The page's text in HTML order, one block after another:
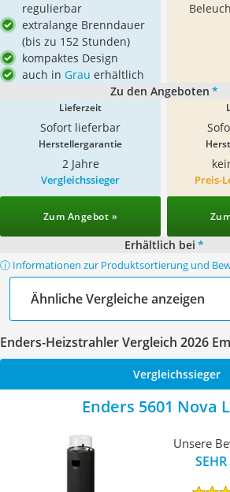
regulierbar
extralange Brenndauer
(bis zu 152 Stunden)
kompaktes Design
auch in Grau erhältlich
Zu den Angeboten *
Lieferzeit
Sofort lieferbar
Herstellergarantie
2 Jahre
Vergleichssieger
Zum Angebot »
Preis-
Erhältlich bei *
ⓘ Informationen zur Produktsortierung und
Ähnliche Vergleiche anzeigen
Enders-Heizstrahler Vergleich 2026
Vergleichssieger
Enders 5601 Nova
Unsere